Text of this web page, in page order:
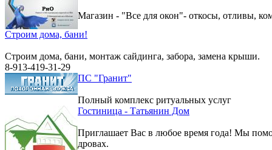
Магазин - "Все для окон"- откосы, отливы,
Строим дома, бани!
Строим дома, бани, монтаж сайдинга, забора, замена крыши.
8-913-419-31-29
ПС "Гранит"
Полный комплекс ритуальных услуг
Гостиница - Татьянин Дом
Приглашает Вас в любое время года! Мы
дровах.